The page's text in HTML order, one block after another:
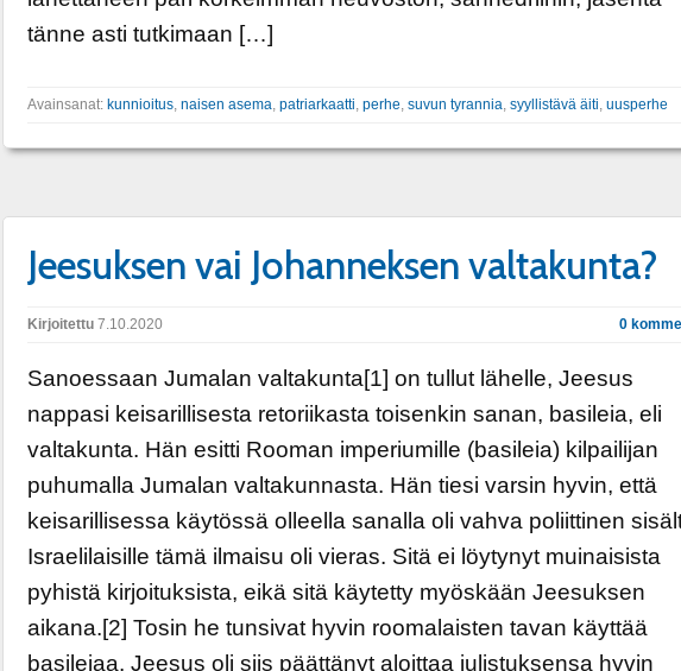
tänne asti tutkimaan […]
Avainsanat: kunnioitus, naisen asema patriarkaatti perhe suvun tyrannia syyllistävä äiti uusperhe
Jeesuksen vai Johanneksen valtakunta?
Kirjoitettu7.10.2020 0
Sanoessaan Jumalan valtakunta[1] on tullut lähelle, Jeesus
nappasi keisarillisesta retoriikasta toisenkin sanan, basileia, eli
valtakunta. Hän esitti Rooman imperiumille (basileia) kilpailijan
puhumalla Jumalan valtakunnasta. Hän tiesi varsin hyvin, että
keisarillisessa käytössä olleella sanalla oli vahva poliittinen
Israelilaisille tämä ilmaisu oli vieras. Sitä ei löytynyt muinaisista
pyhistä kirjoituksista, eikä sitä käytetty myöskään Jeesuksen
aikana.[2] Tosin he tunsivat hyvin roomalaisten tavan käyttää
basileiaa. Jeesus oli siis päättänyt aloittaa julistuksensa hyvin